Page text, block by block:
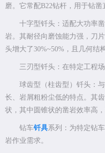
磨。它常配B22钻杆，用于钻凿
十字型钎头：适配大功率
岩。其耐径向磨蚀能力强，刀
头增大了30%~50%，且几何结
三刃型钎头：在特定工程
球齿型（柱齿型）钎头：
长、岩屑粗粉尘低的特点。其
状，其中圆锥状的凿岩效率高
钻车钎具系列：为特定钻
岩作业需求。